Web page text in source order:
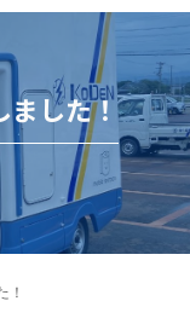
ました！
！